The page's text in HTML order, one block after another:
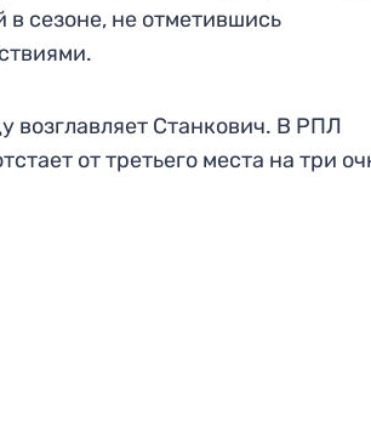
в сезоне, не отметившись
возглавляет Станкович. В РПЛ
от третьего места на три